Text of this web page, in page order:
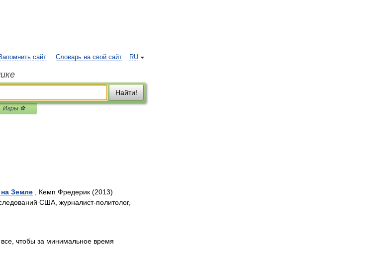
RU
сайт Словарь на свой сайт
Найти!
Игры ⚽
Земле , Кемп Фредерик (2013)
США, журналист-политолог,
все, чтобы за минимальное время